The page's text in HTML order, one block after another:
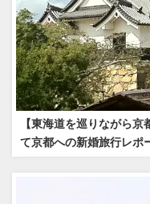
【東海道を巡りながら
て京都への新婚旅行レポ